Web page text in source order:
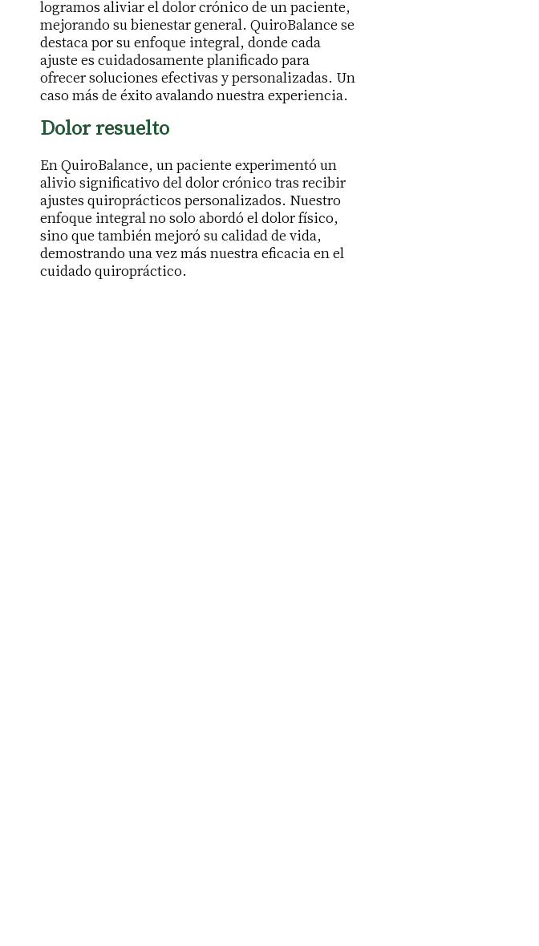
logramos aliviar el dolor crónico de un paciente,
mejorando su bienestar general. QuiroBalance se
destaca por su enfoque integral, donde cada
ajuste es cuidadosamente planificado para
ofrecer soluciones efectivas y personalizadas. Un
caso más de éxito avalando nuestra experiencia.
Dolor resuelto
En QuiroBalance, un paciente experimentó un
alivio significativo del dolor crónico tras recibir
ajustes quiroprácticos personalizados. Nuestro
enfoque integral no solo abordó el dolor físico,
sino que también mejoró su calidad de vida,
demostrando una vez más nuestra eficacia en el
cuidado quiropráctico.